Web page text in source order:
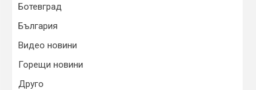
Ботевград
България
Видео новини
Горещи новини
Друго